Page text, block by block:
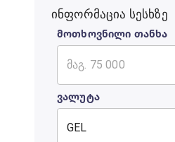
ინფორმაცია სესხზე
მოთხოვნილი თანხა
ვალუტა
GEL